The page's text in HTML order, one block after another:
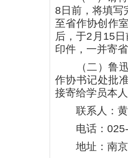
8日前，将填写
至省作协创作
后，于2月15
印件，一并寄
（二）鲁迅
作协书记处批
接寄给学员本
联系人：
电话：
地址：南京